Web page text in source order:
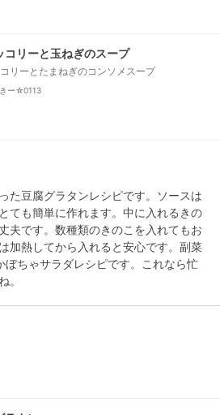
コリーと玉ねぎのスープ
リーとたまねぎのコンソメスープ
ー☆0113
た豆腐グラタンレシピです。ソースは
ても簡単に作れます。中に入れるきの
夫です。数種類のきのこを入れてもお
加熱してから入れると安心です。副菜
ぼちゃサラダレシピです。これなら忙
。